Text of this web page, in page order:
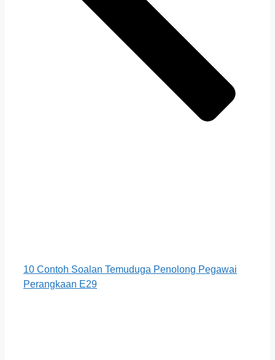
10 Contoh Soalan Temuduga Penolong Pegawai
Perangkaan E29